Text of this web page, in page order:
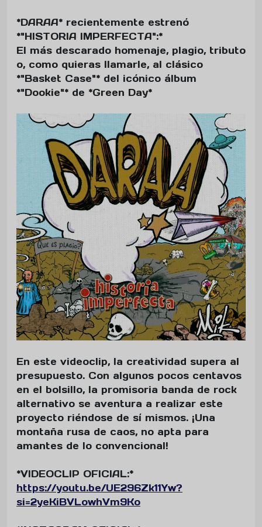
*DARAA* recientemente estrenó
*"HISTORIA IMPERFECTA":*
El más descarado homenaje, plagio, tributo
o, como quieras llamarle, al clásico
*"Basket Case"* del icónico álbum
*"Dookie"* de *Green Day*
En este videoclip, la creatividad supera al
presupuesto. Con algunos pocos centavos
en el bolsillo, la promisoria banda de rock
alternativo se aventura a realizar este
proyecto riéndose de sí mismos. ¡Una
montaña rusa de caos, no apta para
amantes de lo convencional!
*VIDEOCLIP OFICIAL:*
https://youtu.be/UE296Zk11Yw?
si=2yeKiBVLowhVm9Ko